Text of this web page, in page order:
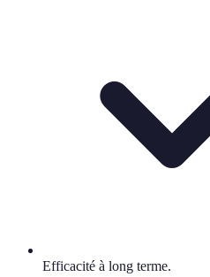
Efficacité à long terme.